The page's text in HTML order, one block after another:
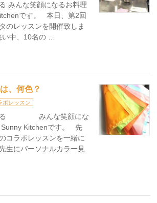
みんな笑顔になるお料理
です。 本日、第2回
のレッスンを開催致しま
中、10名の …
、何色？
ボレッスン
ある みんな笑顔にな
Sunny Kitchenです。 先
コラボレッスンを一緒に
生にパーソナルカラー見